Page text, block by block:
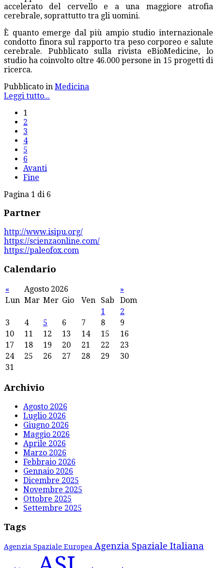
accelerato del cervello e a una maggiore atrofia
cerebrale, soprattutto tra gli uomini.
È quanto emerge dal più ampio studio internazionale
condotto finora sul rapporto tra peso corporeo e salute
cerebrale. Pubblicato sulla rivista eBioMedicine, lo
studio ha coinvolto oltre 46.000 persone in 15 progetti di
ricerca.
Pubblicato in Medicina
Leggi tutto...
1
2
3
4
5
6
Avanti
Fine
Pagina 1 di 6
Partner
http://www.isipu.org/
https://scienzaonline.com/
https://paleofox.com
Calendario
« Agosto 2026
»
Lun Mar Mer Gio Ven Sab
Dom
1
2
3
4 5 6 7 8
9
10
11 12 13 14 15
16
17
18 19 20 21 22
23
24
25 26 27 28 29
30
31
Archivio
Agosto 2026
Luglio 2026
Giugno 2026
Maggio 2026
Aprile 2026
Marzo 2026
Febbraio 2026
Gennaio 2026
Dicembre 2025
Novembre 2025
Ottobre 2025
Settembre 2025
Tags
Agenzia Spaziale Europea Agenzia Spaziale Italiana